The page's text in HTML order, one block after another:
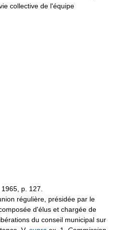
collective de l'équipe
1965, p. 127.
régulière, présidée par le
d'élus et chargée de
du conseil municipal sur